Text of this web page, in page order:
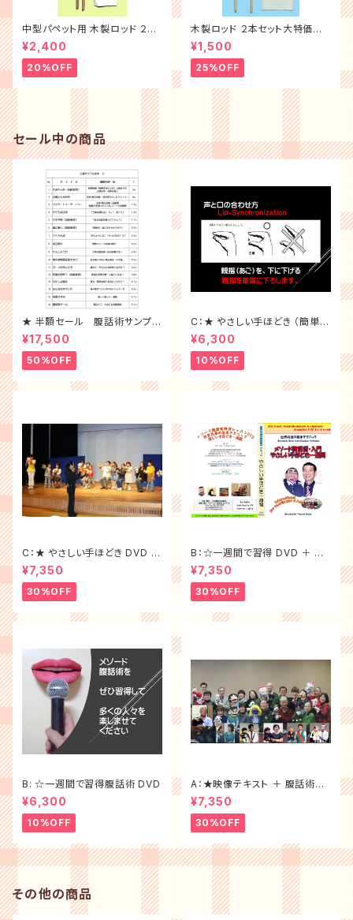
中型パペット用 木製ロッド ２本
セット現品のみ
¥2,400
20%OFF
木製ロッド ２本セット大特価＜
小型パペット用＞
¥1,500
25%OFF
セール中の商品
★ 半額セール 腹話術サンプル
台本10冊 （ 1~10 ）全セット
¥17,500
50%OFF
C：★ やさしい手ほどき （簡単に
習得 DVD）
¥6,300
10%OFF
C：★ やさしい手ほどき DVD ＋
腹話術テキスト ＜大特価セット
割f）
¥7,350
30%OFF
B：☆一週間で習得 DVD ＋ 腹
話術テキスト ＜大特価セット割
30%off＞
¥7,350
30%OFF
B: ☆一週間で習得腹話術 DVD
¥6,300
10%OFF
A：★映像テキスト ＋ 腹話術テ
キスト＜大特価セット割30%of
f ＞
¥7,350
30%OFF
その他の商品